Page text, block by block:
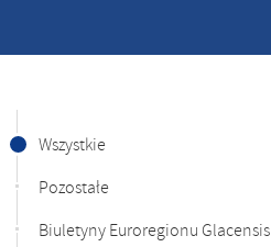
Wszystkie
Pozostałe
Biuletyny Euroregionu Glacensis